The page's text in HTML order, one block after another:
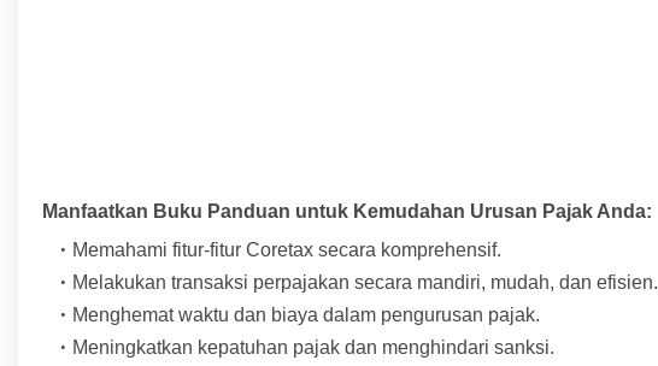
Manfaatkan Buku Panduan untuk Kemudahan Urusan Pajak Anda:
Memahami fitur-fitur Coretax secara komprehensif.
Melakukan transaksi perpajakan secara mandiri, mudah, dan efisien.
Menghemat waktu dan biaya dalam pengurusan pajak.
Meningkatkan kepatuhan pajak dan menghindari sanksi.